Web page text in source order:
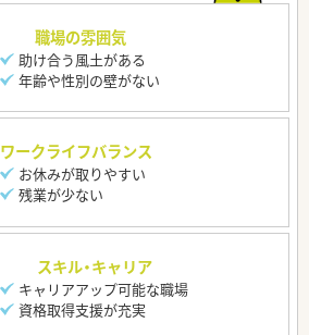
職場の雰囲気
助け合う風土がある
年齢や性別の壁がない
ワークライフバランス
お休みが取りやすい
残業が少ない
スキル・キャリア
キャリアアップ可能な職場
資格取得支援が充実